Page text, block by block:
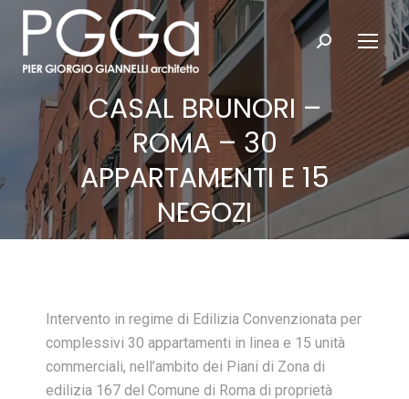
Search:
CASAL BRUNORI –
ROMA – 30
APPARTAMENTI E 15
NEGOZI
Intervento in regime di Edilizia Convenzionata per
complessivi 30 appartamenti in linea e 15 unità
commerciali, nell’ambito dei Piani di Zona di
edilizia 167 del Comune di Roma di proprietà